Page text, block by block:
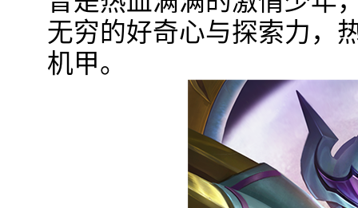
无穷的好奇心与探索力，
机甲。